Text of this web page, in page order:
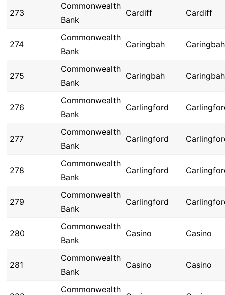
273
Commonwealth
Bank
Cardiff Cardiff
274
Commonwealth
Bank
Caringbah Caringbah
275
Commonwealth
Bank
Caringbah Caringbah
276
Commonwealth
Bank
Carlingford
277
Commonwealth
Bank
Carlingford
278
Commonwealth
Bank
Carlingford
279
Commonwealth
Bank
Carlingford
280
Commonwealth
Bank
Casino Casino
281
Commonwealth
Bank
Casino Casino
Commonwealth